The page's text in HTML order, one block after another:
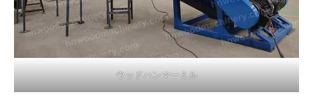
ウッドハンマーミル